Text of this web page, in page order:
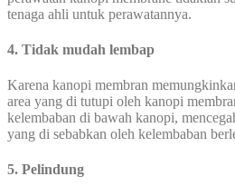
tenaga ahli untuk perawatannya.
4. Tidak mudah lembap
Karena kanopi membran
area yang di tutupi oleh kanopi
kelembaban di bawah kanopi,
yang di sebabkan oleh kelembaban
5. Pelindung